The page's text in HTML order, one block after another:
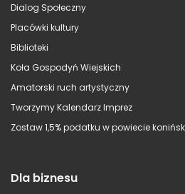
Dialog Społeczny
Placówki kultury
Biblioteki
Koła Gospodyń Wiejskich
Amatorski ruch artystyczny
Tworzymy Kalendarz Imprez
Zostaw 1,5% podatku w powiecie
Dla biznesu